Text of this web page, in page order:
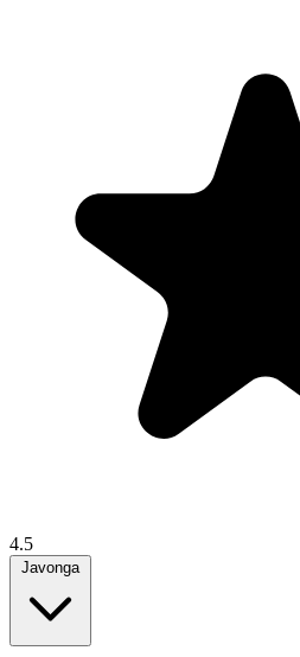
4.5
Javonga